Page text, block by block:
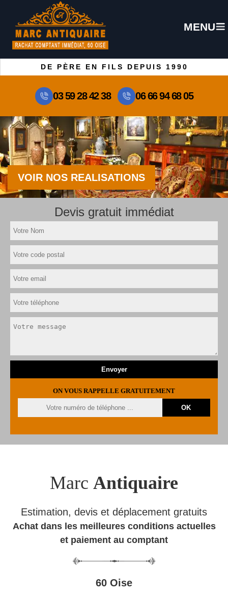
MENU
DE PÈRE EN FILS DEPUIS 1990
03 59 28 42 38 06 66 94 68 05
VOIR NOS REALISATIONS
Devis gratuit immédiat
ON VOUS RAPPELLE GRATUITEMENT
Marc Antiquaire
Estimation, devis et déplacement gratuits
Achat dans les meilleures conditions actuelles
et paiement au comptant
60 Oise